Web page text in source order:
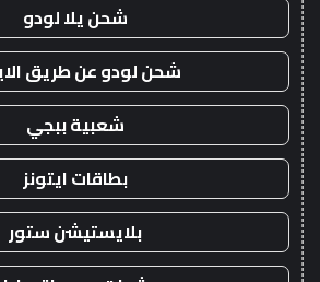
شحن يلا لودو
شحن لودو عن طريق
شعبية ببجي
بطاقات ايتونز
بلايستيشن ستور